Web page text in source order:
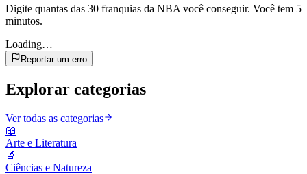
Digite quantas das 30 franquias da NBA você conseguir. Você tem 5
minutos.
Loading…
Reportar um erro
Explorar categorias
Ver todas as categorias
📖
Arte e Literatura
🔬
Ciências e Natureza